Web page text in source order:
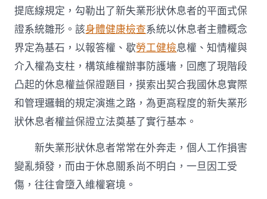
提底線規定，勾勒出了新失業形狀休息者的平面式保
證系統雛形。該身體健康檢查系統以休息者主體概念
界定為基石，以報答權、歇勞工健檢息權、知情權與
介入權為支柱，構筑維權辦事防護墻，回應了現階段
凸起的休息權益保證題目，摸索出契合我國休息實際
和管理邏輯的規定演進之路，為更高程度的新失業形
狀休息者權益保證立法奠基了實行基本。
新失業形狀休息者常常在外奔走，個人工作損害
變亂頻發，而由于休息關系尚不明白，一旦因工受
傷，往往會墮入維權窘境。